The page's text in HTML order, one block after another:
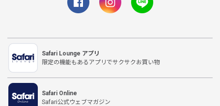
Safari Lounge アプリ
限定の機能もあるアプリでサクサクお買い物
Safari Online
Safari公式ウェブマガジン